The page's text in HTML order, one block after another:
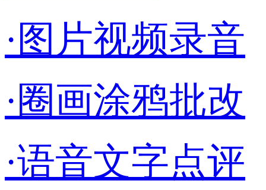
·图片视频录音
·圈画涂鸦批改
·语音文字点评